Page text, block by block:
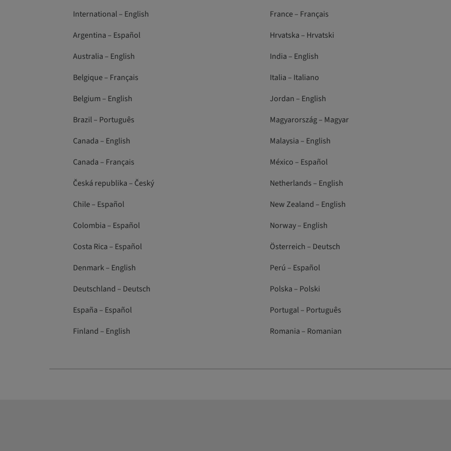
International – English
Argentina – Español
Australia – English
Belgique – Français
Belgium – English
Brazil – Português
Canada – English
Canada – Français
Česká republika – Český
Chile – Español
Colombia – Español
Costa Rica – Español
Denmark – English
Deutschland – Deutsch
España – Español
Finland – English
France – Français
Hrvatska – Hrvatski
India – English
Italia – Italiano
Jordan – English
Magyarország – Magyar
Malaysia – English
México – Español
Netherlands – English
New Zealand – English
Norway – English
Österreich – Deutsch
Perú – Español
Polska – Polski
Portugal – Português
Romania – Romanian